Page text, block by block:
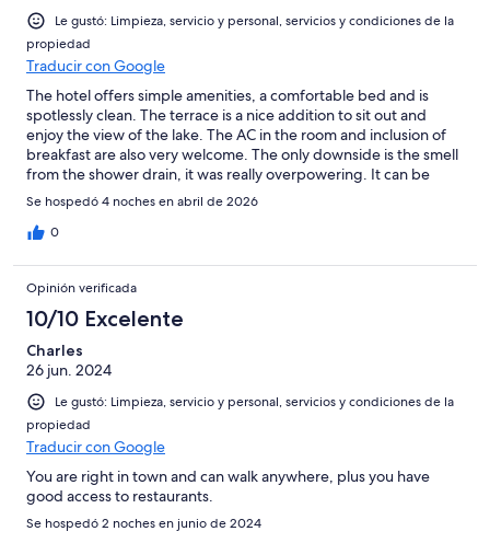
Le gustó: Limpieza, servicio y personal, servicios y condiciones de la
propiedad
Traducir con Google
The hotel offers simple amenities, a comfortable bed and is
spotlessly clean. The terrace is a nice addition to sit out and
enjoy the view of the lake. The AC in the room and inclusion of
breakfast are also very welcome. The only downside is the smell
from the shower drain, it was really overpowering. It can be
mitigated by covering the drain with something but this isn’t
readily provided.
Se hospedó 4 noches en abril de 2026
0
Opinión verificada
10/10 Excelente
Charles
26 jun. 2024
Le gustó: Limpieza, servicio y personal, servicios y condiciones de la
propiedad
Traducir con Google
You are right in town and can walk anywhere, plus you have
good access to restaurants.
Se hospedó 2 noches en junio de 2024